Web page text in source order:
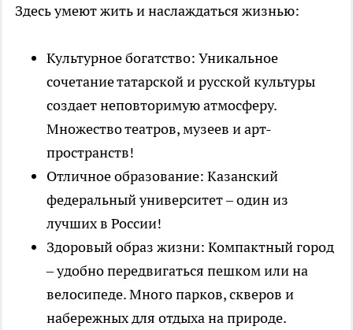
Здесь умеют жить и наслаждаться жизнью:
Культурное богатство: Уникальное
сочетание татарской и русской культуры
создает неповторимую атмосферу.
Множество театров, музеев и арт-
пространств!
Отличное образование: Казанский
федеральный университет – один из
лучших в России!
Здоровый образ жизни: Компактный город
– удобно передвигаться пешком или на
велосипеде. Много парков, скверов и
набережных для отдыха на природе.